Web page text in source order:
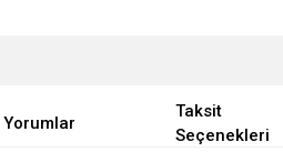
Yorumlar
Taksit
Seçenekleri